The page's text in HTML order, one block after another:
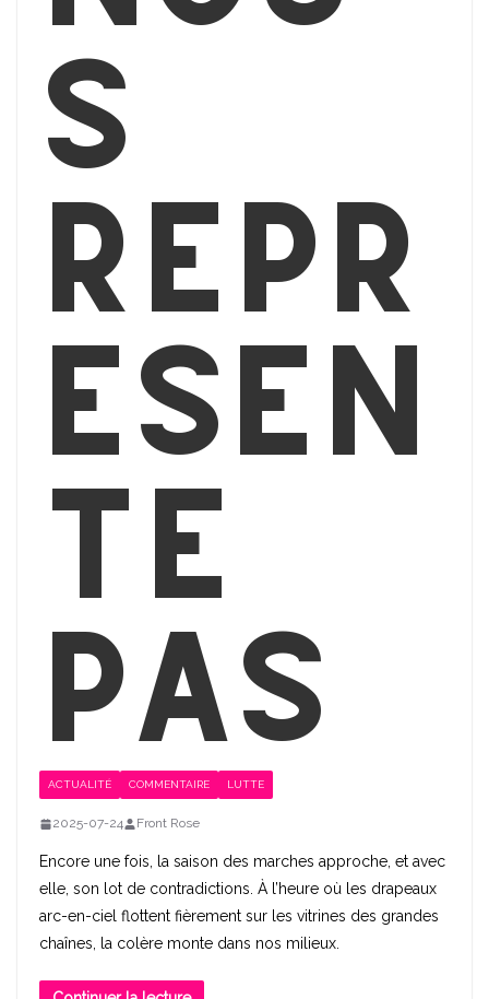
s
repr
ésen
te
pas
ACTUALITÉ COMMENTAIRE LUTTE
2025-07-24 Front Rose
Encore une fois, la saison des marches approche, et avec
elle, son lot de contradictions. À l’heure où les drapeaux
arc-en-ciel flottent fièrement sur les vitrines des grandes
chaînes, la colère monte dans nos milieux.